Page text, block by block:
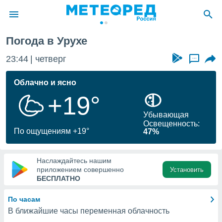
о
Вы можете
к этому
доступ
Погода в Урухе
23:44 четверг ...
Облачно и ясно
+19°
По ощущениям +19°
Убывающая
Освещенность:
47%
Наслаждайтесь нашим
приложением совершенно
БЕСПЛАТНО
Установить
По часам
В ближайшие часы переменная облачность